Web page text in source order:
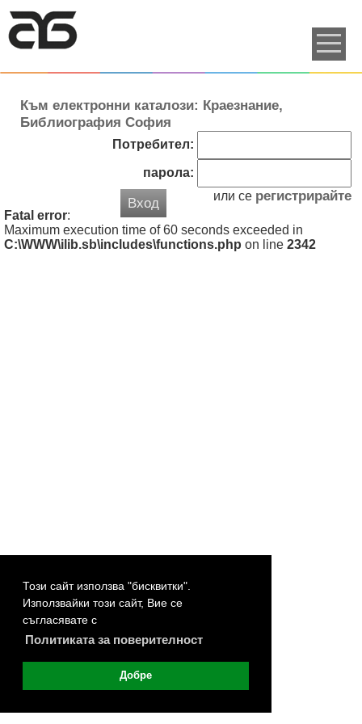
Този сайт използва "бисквитки".
Използвайки този сайт, Вие се
съгласявате с
Политиката за поверителност
Добре
Към електронни каталози: Краезнание,
Библиография София
Потребител:
парола:
Вход или се регистрирайте
Fatal error:
Maximum execution time of 60 seconds exceeded in
C:\WWW\ilib.sb\includes\functions.php on line 2342